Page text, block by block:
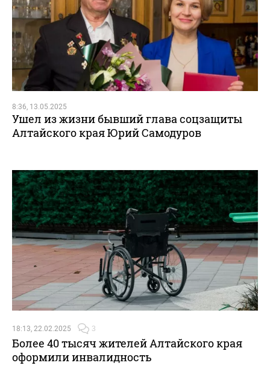
8:36, 13.05.2025
Ушел из жизни бывший глава соцзащиты
Алтайского края Юрий Самодуров
18:13, 22.02.2025 3
Более 40 тысяч жителей Алтайского края
оформили инвалидность